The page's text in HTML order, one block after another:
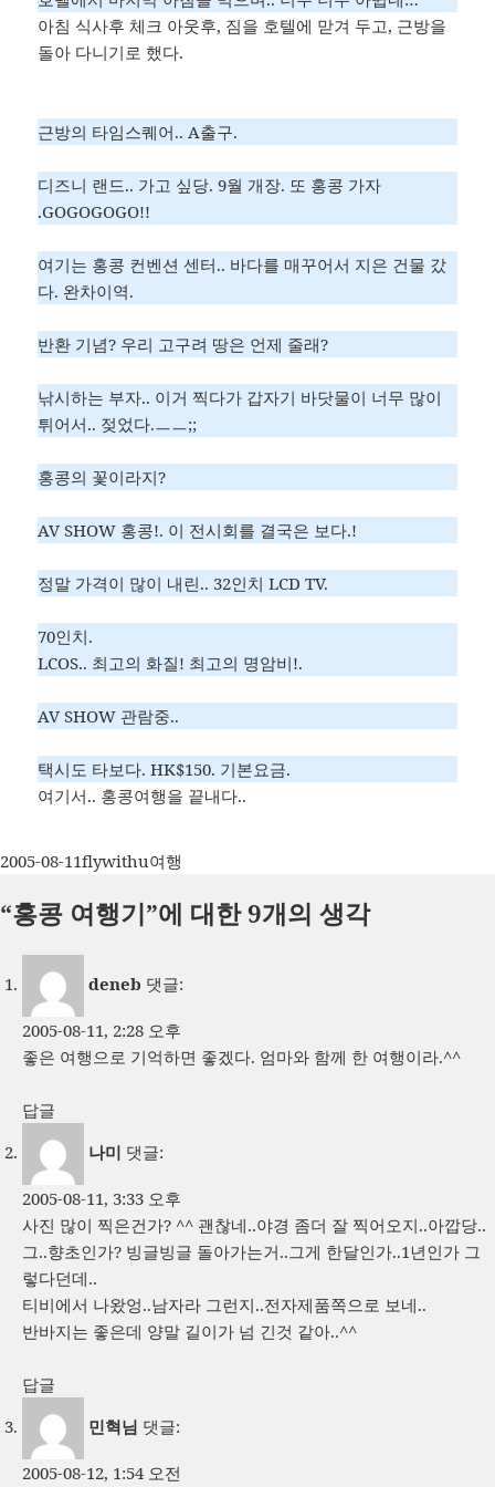
아침 식사후 체크 아웃후, 짐을 호텔에 맏겨 두고, 근방을
돌아 다니기로 했다.
근방의 타임스퀘어.. A출구.
디즈니 랜드.. 가고 싶당. 9월 개장. 또 홍콩 가자
.GOGOGOGO!!
여기는 홍콩 컨벤션 센터.. 바다를 매꾸어서 지은 건물 갔
다. 완차이역.
반환 기념? 우리 고구려 땅은 언제 줄래?
낚시하는 부자.. 이거 찍다가 갑자기 바닷물이 너무 많이
튀어서.. 젖었다.ㅡㅡ;;
홍콩의 꽃이라지?
AV SHOW 홍콩!. 이 전시회를 결국은 보다.!
정말 가격이 많이 내린.. 32인치 LCD TV.
70인치.
LCOS.. 최고의 화질! 최고의 명암비!.
AV SHOW 관람중..
택시도 타보다. HK$150. 기본요금.
여기서.. 홍콩여행을 끝내다..
작
일
2005-08-11글
이
flywithu카
고
여행
“홍콩 여행기”에 대한 9개의 생각
deneb 댓글:
2005-08-11, 2:28 오후
좋은 여행으로 기억하면 좋겠다. 엄마와 함께 한 여행이라.^^
답글
나미 댓글:
2005-08-11, 3:33 오후
사진 많이 찍은건가? ^^ 괜찮네..야경 좀더 잘 찍어오지..아깝당..
그..향초인가? 빙글빙글 돌아가는거..그게 한달인가..1년인가 그
렇다던데..
티비에서 나왔엉..남자라 그런지..전자제품쪽으로 보네..
반바지는 좋은데 양말 길이가 넘 긴것 같아..^^
답글
민혁님 댓글:
2005-08-12, 1:54 오전